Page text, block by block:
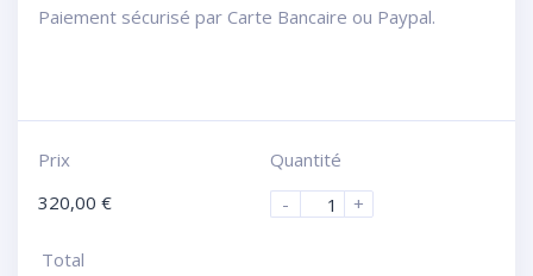
Paiement sécurisé par Carte Bancaire ou Paypal.
Prix
320,00 €
Quantité
-
+
Total